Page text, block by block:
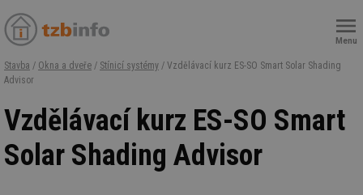
Menu
Stavba / Okna a dveře / Stínicí systémy / Vzdělávací kurz ES-SO Smart Solar Shading
Advisor
Vzdělávací kurz ES-SO Smart
Solar Shading Advisor